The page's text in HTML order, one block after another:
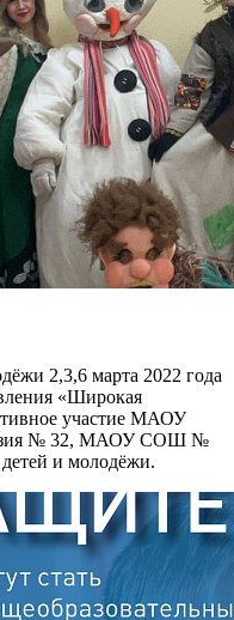
2,3,6 марта 2022 года
«Широкая
участие МАОУ
№ 32, МАОУ СОШ №
и молодёжи.